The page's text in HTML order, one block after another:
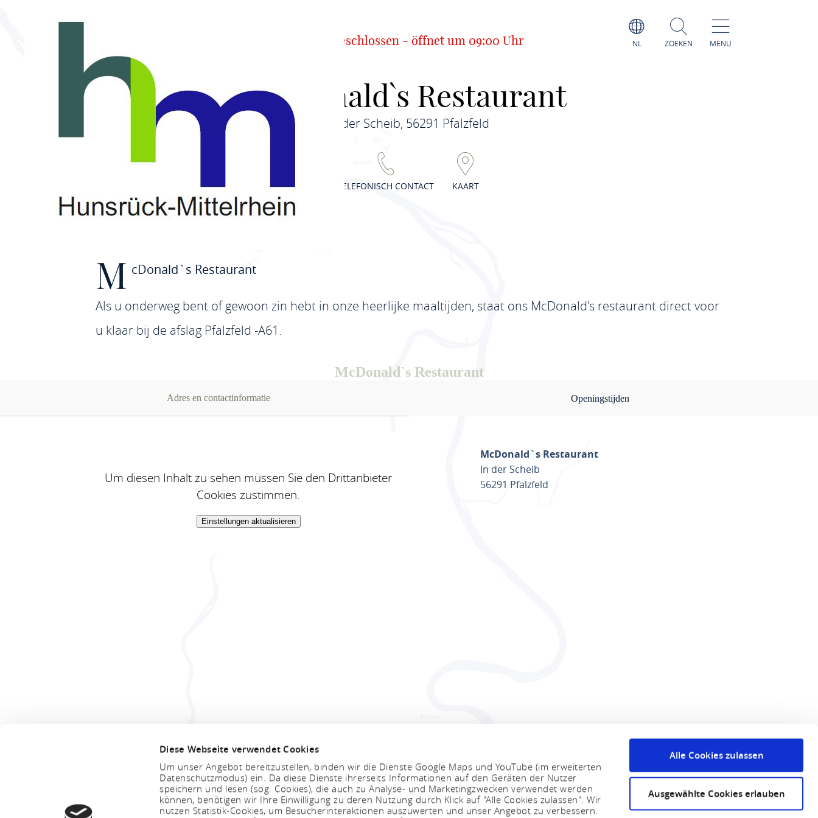
Diese Webseite verwendet Cookies
Um unser Angebot bereitzustellen, binden wir die Dienste Google Maps und YouTube (im erweiterten
Datenschutzmodus) ein. Da diese Dienste ihrerseits Informationen auf den Geräten der Nutzer
speichern und lesen (sog. Cookies), die auch zu Analyse- und Marketingzwecken verwendet werden
können, benötigen wir Ihre Einwilligung zu deren Nutzung durch Klick auf "Alle Cookies zulassen". Wir
nutzen Statistik-Cookies, um Besucherinteraktionen auszuwerten und unser Angebot zu verbessern.
Alle Cookies zulassen
Ausgewählte Cookies erlauben
NL ZOEKEN MENU
Jetzt geschlossen - öffnet um 09:00 Uhr
McDonald`s Restaurant
In der Scheib, 56291 Pfalzfeld
TELEFONISCH CONTACT KAART
M cDonald`s Restaurant
Als u onderweg bent of gewoon zin hebt in onze heerlijke maaltijden, staat ons McDonald's restaurant direct voor
u klaar bij de afslag Pfalzfeld -A61.
McDonald`s Restaurant
Adres en contactinformatie Openingstijden
Um diesen Inhalt zu sehen müssen Sie den Drittanbieter
Cookies zustimmen.
Einstellungen aktualisieren
McDonald`s Restaurant
In der Scheib
56291 Pfalzfeld
wij zijn hier voor u
Tourist Info Hunsrück-Mittelrhein
TELEFONISCH CONTACT FACEBOOK INSTAGRAM YOUTUBE
Openingstijden: